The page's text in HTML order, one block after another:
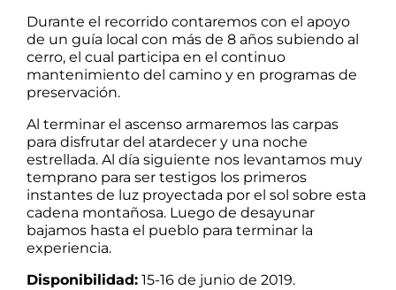
Durante el recorrido contaremos con el apoyo
de un guía local con más de 8 años subiendo al
cerro, el cual participa en el continuo
mantenimiento del camino y en programas de
preservación.
Al terminar el ascenso armaremos las carpas
para disfrutar del atardecer y una noche
estrellada. Al día siguiente nos levantamos muy
temprano para ser testigos los primeros
instantes de luz proyectada por el sol sobre esta
cadena montañosa. Luego de desayunar
bajamos hasta el pueblo para terminar la
experiencia.
Disponibilidad: 15-16 de junio de 2019.